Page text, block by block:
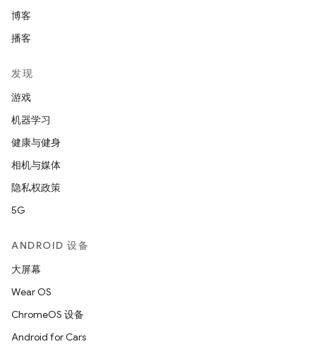
博客
播客
发现
游戏
机器学习
健康与健身
相机与媒体
隐私权政策
5G
ANDROID 设备
大屏幕
Wear OS
ChromeOS 设备
Android for Cars